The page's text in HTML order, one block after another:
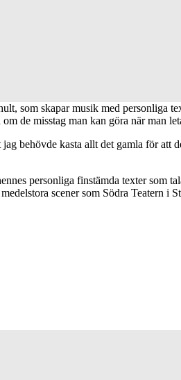
som skapar musik med personliga
de misstag man kan göra när man
behövde kasta allt det gamla för
personliga finstämda texter som
scener som Södra